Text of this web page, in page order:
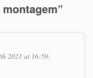
2021 at 16:59: